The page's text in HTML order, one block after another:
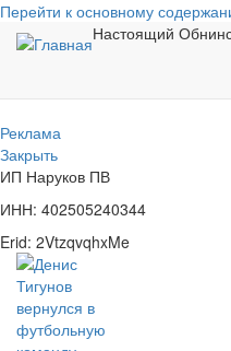
Перейти к основному
Настоящий
Реклама
Закрыть
ИП Наруков ПВ
ИНН: 402505240344
Erid: 2VtzqvqhxMe